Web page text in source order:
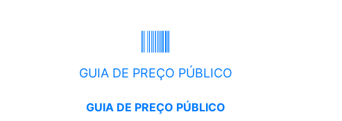
GUIA DE PREÇO PÚBLICO
GUIA DE PREÇO PÚBLICO